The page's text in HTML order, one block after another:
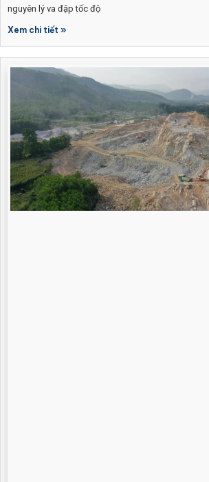
nguyên lý va đập tốc độ
Xem chi tiết »